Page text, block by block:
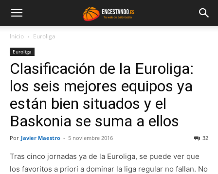
Inicio Euroliga
Euroliga
Clasificación de la Euroliga:
los seis mejores equipos ya
están bien situados y el
Baskonia se suma a ellos
Por Javier Maestro - 5 noviembre 2016 32
Tras cinco jornadas ya de la Euroliga, se puede ver que
los favoritos a priori a dominar la liga regular no fallan. No